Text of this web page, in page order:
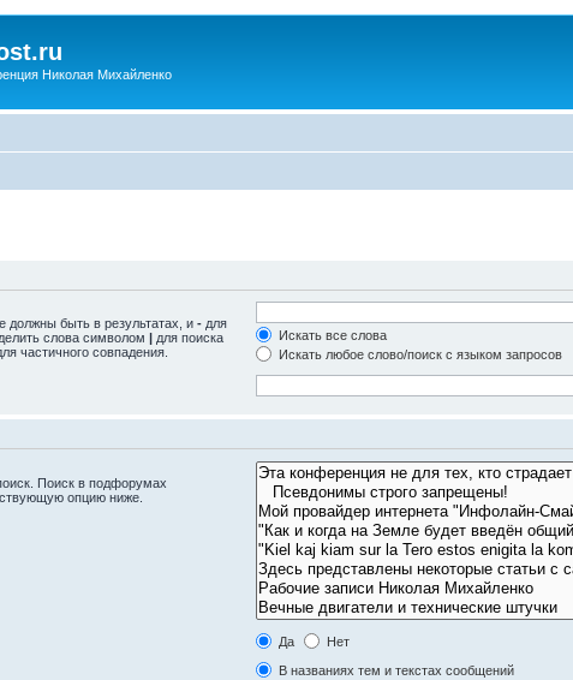
Николая Михайленко
должны быть в результатах, и - для
слова символом | для поиска
частичного совпадения.
Искать все слова
Искать любое слово/поиск с языком запросов
Поиск в подфорумах
опцию ниже.
Да
Нет
В названиях тем и текстах сообщений